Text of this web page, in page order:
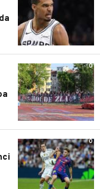
0
0